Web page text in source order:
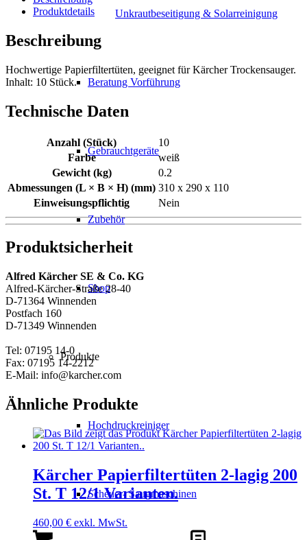
Unkrautbeseitigung & Solarreinigung
Beratung Vorführung
Gebrauchtgeräte
Zubehör
Shop
Produkte
Hochdruckreiniger
Scheuer- Saugmaschinen
Produktdetails
Beschreibung
Hochwertige Papierfiltertüten, geeignet für Kärcher Trockensauger.
Inhalt: 10 Stück.
Technische Daten
Anzahl (Stück)
10
Farbe
weiß
Gewicht (kg)
0.2
Abmessungen (L × B × H) (mm) 310 x 290 x 110
Einweisungspflichtig
Nein
Produktsicherheit
Alfred Kärcher SE & Co. KG
Alfred-Kärcher-Straße 28-40
D-71364 Winnenden
Postfach 160
D-71349 Winnenden
Tel: 07195 14-0
Fax: 07195 14-2212
E-Mail: info@karcher.com
Ähnliche Produkte
Kärcher Papierfiltertüten 2-lagig 200
St. T 12/1 Varianten.
460,00 € exkl. MwSt.